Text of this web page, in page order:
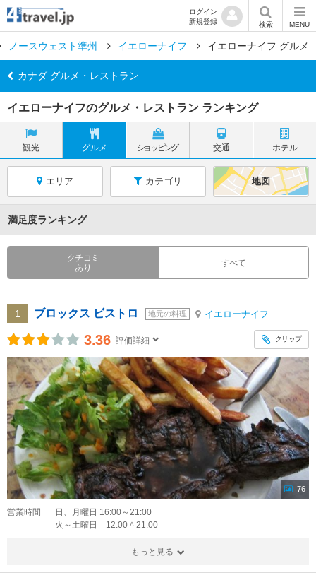
ログイン
新規登録
検索 MENU
ノースウェスト準州 イエローナイフ イエローナイフ グルメ
カナダ グルメ・レストラン
イエローナイフのグルメ・レストラン ランキング
観光 グルメ ショッピング 交通 ホテル
エリア カテゴリ 地図
満足度ランキング
クチコミ
あり
すべて
1 ブロックス ビストロ 地元の料理 イエローナイフ
3.36 評価詳細 クリップ
76
営業時間
日、月曜日 16:00～21:00
火～土曜日 12:00＾21:00
もっと見る